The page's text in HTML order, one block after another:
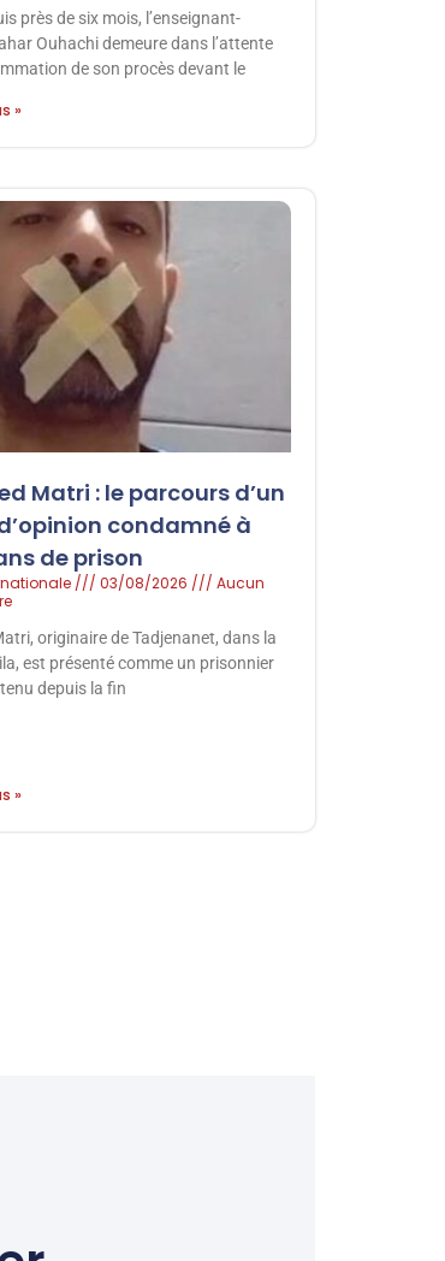
près de six mois, l’enseignant-
Ouhachi demeure dans l’attente
de son procès devant le
»
Matri : le parcours d’un
condamné à
de prison
03/08/2026
Aucun
originaire de Tadjenanet, dans la
est présenté comme un prisonnier
depuis la fin
»